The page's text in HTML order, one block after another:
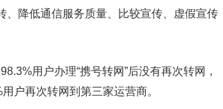
、降低通信服务质量、比较宣传、虚假宣传
用户办理“携号转网”后没有再次转网，
户再次转网到第三家运营商。